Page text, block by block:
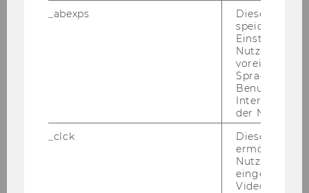
_abexps
Dieses Cookie
speichert
Nutzer*in, zB.
Sprache,
der Nutzer*in
_clck
Dieses Cookie
ermöglicht
Nutzung des
Video Players